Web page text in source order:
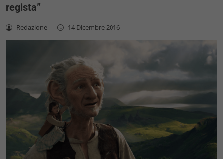
regista”
Redazione - 14 Dicembre 2016